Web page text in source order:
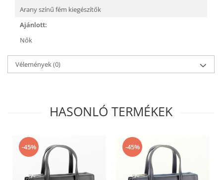
Arany színű fém kiegészítők
Ajánlott:
Nők
Vélemények(0)
HASONLÓ TERMÉKEK
-45% -45%